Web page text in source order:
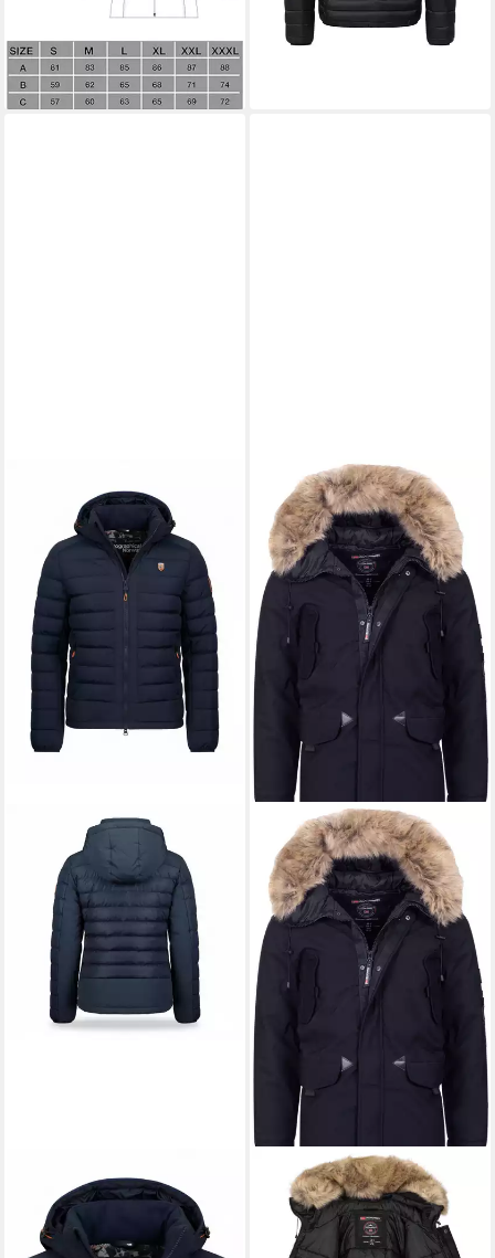
dir
Parka (Warm Jacket
Steppjacke) Herren Parka
Outdoor Kapuzenjacke
GEOGRAPHICAL NORWAY
Parka Herren Winter Jacke
Outdoor Parka Mantel Kapuze
Stepp warm gesteppt